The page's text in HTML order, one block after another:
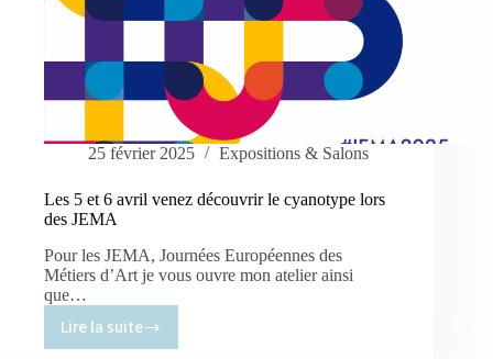
25 février 2025 Expositions & Salons
Les 5 et 6 avril venez découvrir le cyanotype lors
des JEMA
Pour les JEMA, Journées Européennes des
Métiers d’Art je vous ouvre mon atelier ainsi
que…
Lire la suite
Les